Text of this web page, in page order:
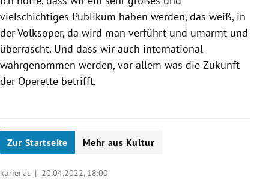
vielschichtiges Publikum haben werden, das weiß, in
der Volksoper, da wird man verführt und umarmt und
überrascht. Und dass wir auch international
wahrgenommen werden, vor allem was die Zukunft
der Operette betrifft.
Zur Startseite Mehr aus Kultur
kurier.at | 20.04.2022, 18:00